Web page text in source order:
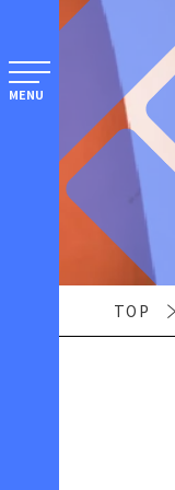
MENU
TOP